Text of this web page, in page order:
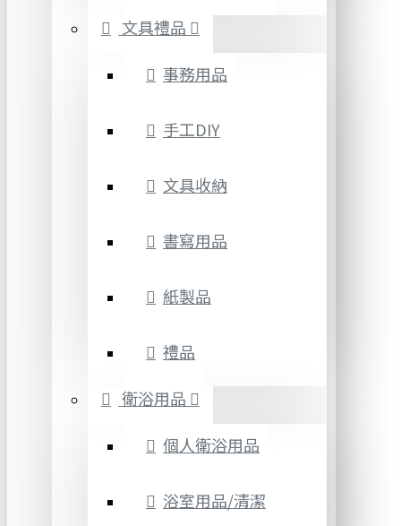
文具禮品
事務用品
手工DIY
文具收納
書寫用品
紙製品
禮品
衛浴用品
個人衛浴用品
浴室用品/清潔